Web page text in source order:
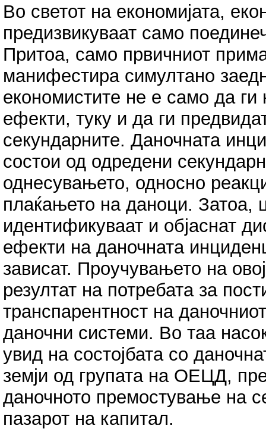
Во светот на економијата,
предизвикуваат само
Притоа, само првичниот
манифестира симултано
економистите не е само да
ефекти, туку и да ги
секундарните. Даночната
состои од одредени
однесувањето, односно
плаќањето на даноци. Затоа,
идентификуваат и објаснат
ефекти на даночната
зависат. Проучувањето на
резултат на потребата за
транспарентност на
даночни системи. Во таа
увид на состојбата со
земји од групата на ОЕЦД,
даночното премостување на
пазарот на капитал.